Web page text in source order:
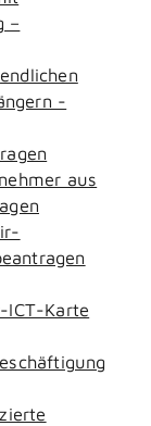
–
-
aus
ICT-Karte